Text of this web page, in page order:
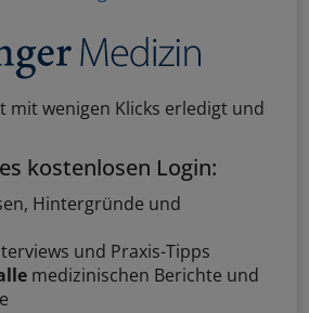
mit wenigen Klicks erledigt und
kostenlosen Login:
Hintergründe und
und Praxis-Tipps
medizinischen Berichte und